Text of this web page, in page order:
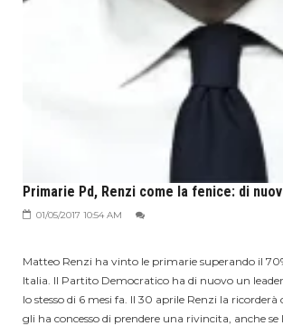
Primarie Pd, Renzi come la fenice: di
01/05/2017 10:54 AM
Matteo Renzi ha vinto le primarie superando il
Italia. Il Partito Democratico ha di nuovo un
lo stesso di 6 mesi fa. Il 30 aprile Renzi la
gli ha concesso di prendere una rivincita, anche